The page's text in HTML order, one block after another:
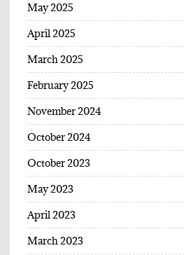
May 2025
April 2025
March 2025
February 2025
November 2024
October 2024
October 2023
May 2023
April 2023
March 2023